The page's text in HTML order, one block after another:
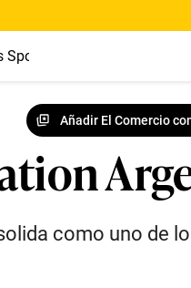
Boys
Añadir El Comercio
como uno de